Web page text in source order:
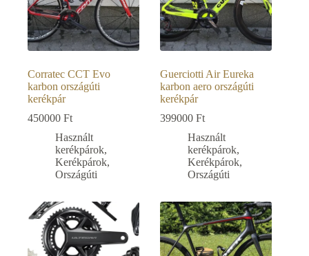
Corratec CCT Evo
karbon országúti
kerékpár
450000 Ft
Használt
kerékpárok,
Kerékpárok,
Országúti
Guerciotti Air Eureka
karbon aero országúti
kerékpár
399000Ft
Használt
kerékpárok,
Kerékpárok,
Országúti